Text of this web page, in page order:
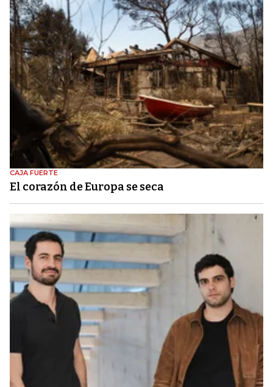
CAJA FUERTE
El corazón de Europa se seca